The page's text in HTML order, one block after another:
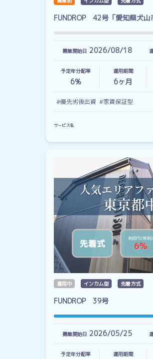
FUNDROP 42号「愛知県犬
募集開始日 2026/08/18
予定年分配率
6%
運用期間
6ヶ月
#優先劣後出資 #家賃保証型
サービス名
運用中 インカム型 先着方式
FUNDROP 39号
募集開始日 2026/05/25
予定年分配率 運用期間